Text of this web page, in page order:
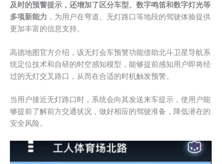
及时的预警提示，还增加了区分车型、数字鸣笛和数字灯光等
多项新能力 ，为用户在弯道、无灯路口等地段的驾驶体验提供
更加丰富的信息支持。
高德地图官方介绍，该无灯会车预警功能借助北斗卫星导航系
统定位技术和自研的时空感知模型，能够提前感知用户即将经
过的无灯交叉路口，从而在合适的时机触发预警。
当用户接近无灯路口时，系统会向其发送来车提示，使用户能
够提前了解前方交通状况，做好相应的驾驶准备，降低潜在的
安全风险。